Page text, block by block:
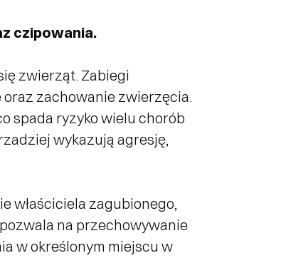
czipowania.
zwierząt. Zabiegi
zachowanie zwierzęcia.
spada ryzyko wielu chorób
wykazują agresję,
właściciela zagubionego,
na przechowywanie
w określonym miejscu w